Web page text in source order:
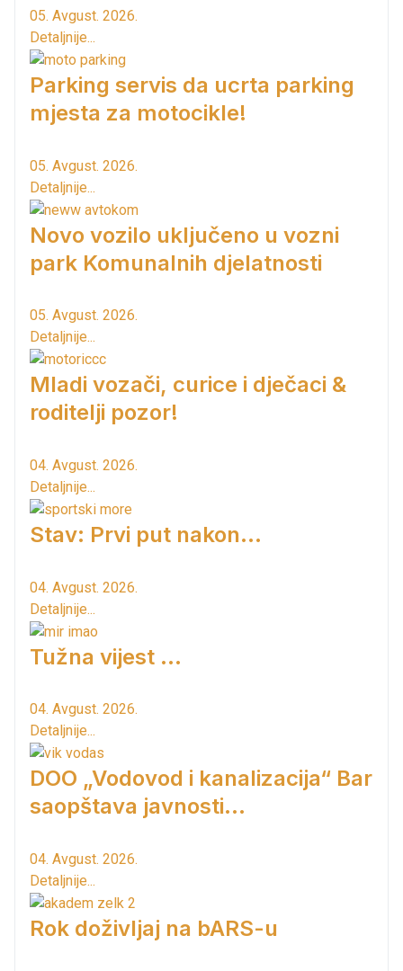
05. Avgust. 2026.
Detaljnije...
Parking servis da ucrta parking
mjesta za motocikle!
05. Avgust. 2026.
Detaljnije...
Novo vozilo uključeno u vozni
park Komunalnih djelatnosti
05. Avgust. 2026.
Detaljnije...
Mladi vozači, curice i dječaci &
roditelji pozor!
04. Avgust. 2026.
Detaljnije...
Stav: Prvi put nakon…
04. Avgust. 2026.
Detaljnije...
Tužna vijest ...
04. Avgust. 2026.
Detaljnije...
DOO „Vodovod i kanalizacija“ Bar
saopštava javnosti...
04. Avgust. 2026.
Detaljnije...
Rok doživljaj na bARS-u